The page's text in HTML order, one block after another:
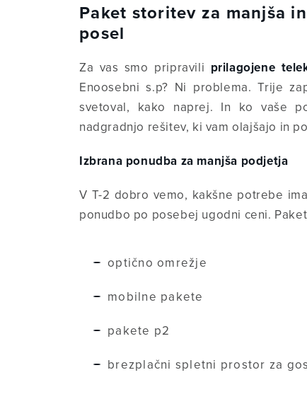
Paket storitev za manjša
posel
Za vas smo pripravili prilagojene
Enoosebni s.p? Ni problema. Trije
svetoval, kako naprej. In ko vaše
nadgradnjo rešitev, ki vam olajšajo in
Izbrana ponudba za manjša podjetja
V T-2 dobro vemo, kakšne potrebe
ponudbo po posebej ugodni ceni.
optično omrežje
mobilne pakete
pakete p2
brezplačni spletni prostor za